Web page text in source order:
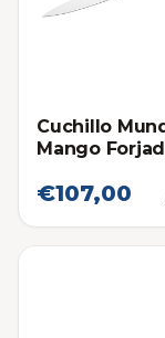
Cuchillo
Mango
€107,00